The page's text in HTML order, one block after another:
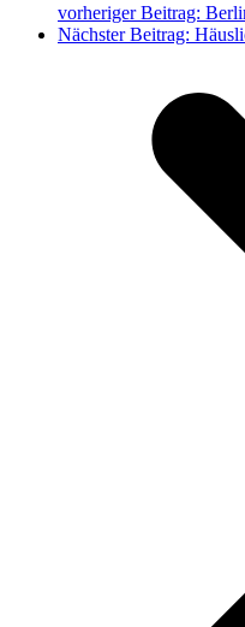
vorheriger Beitrag:
Nächster Beitrag: